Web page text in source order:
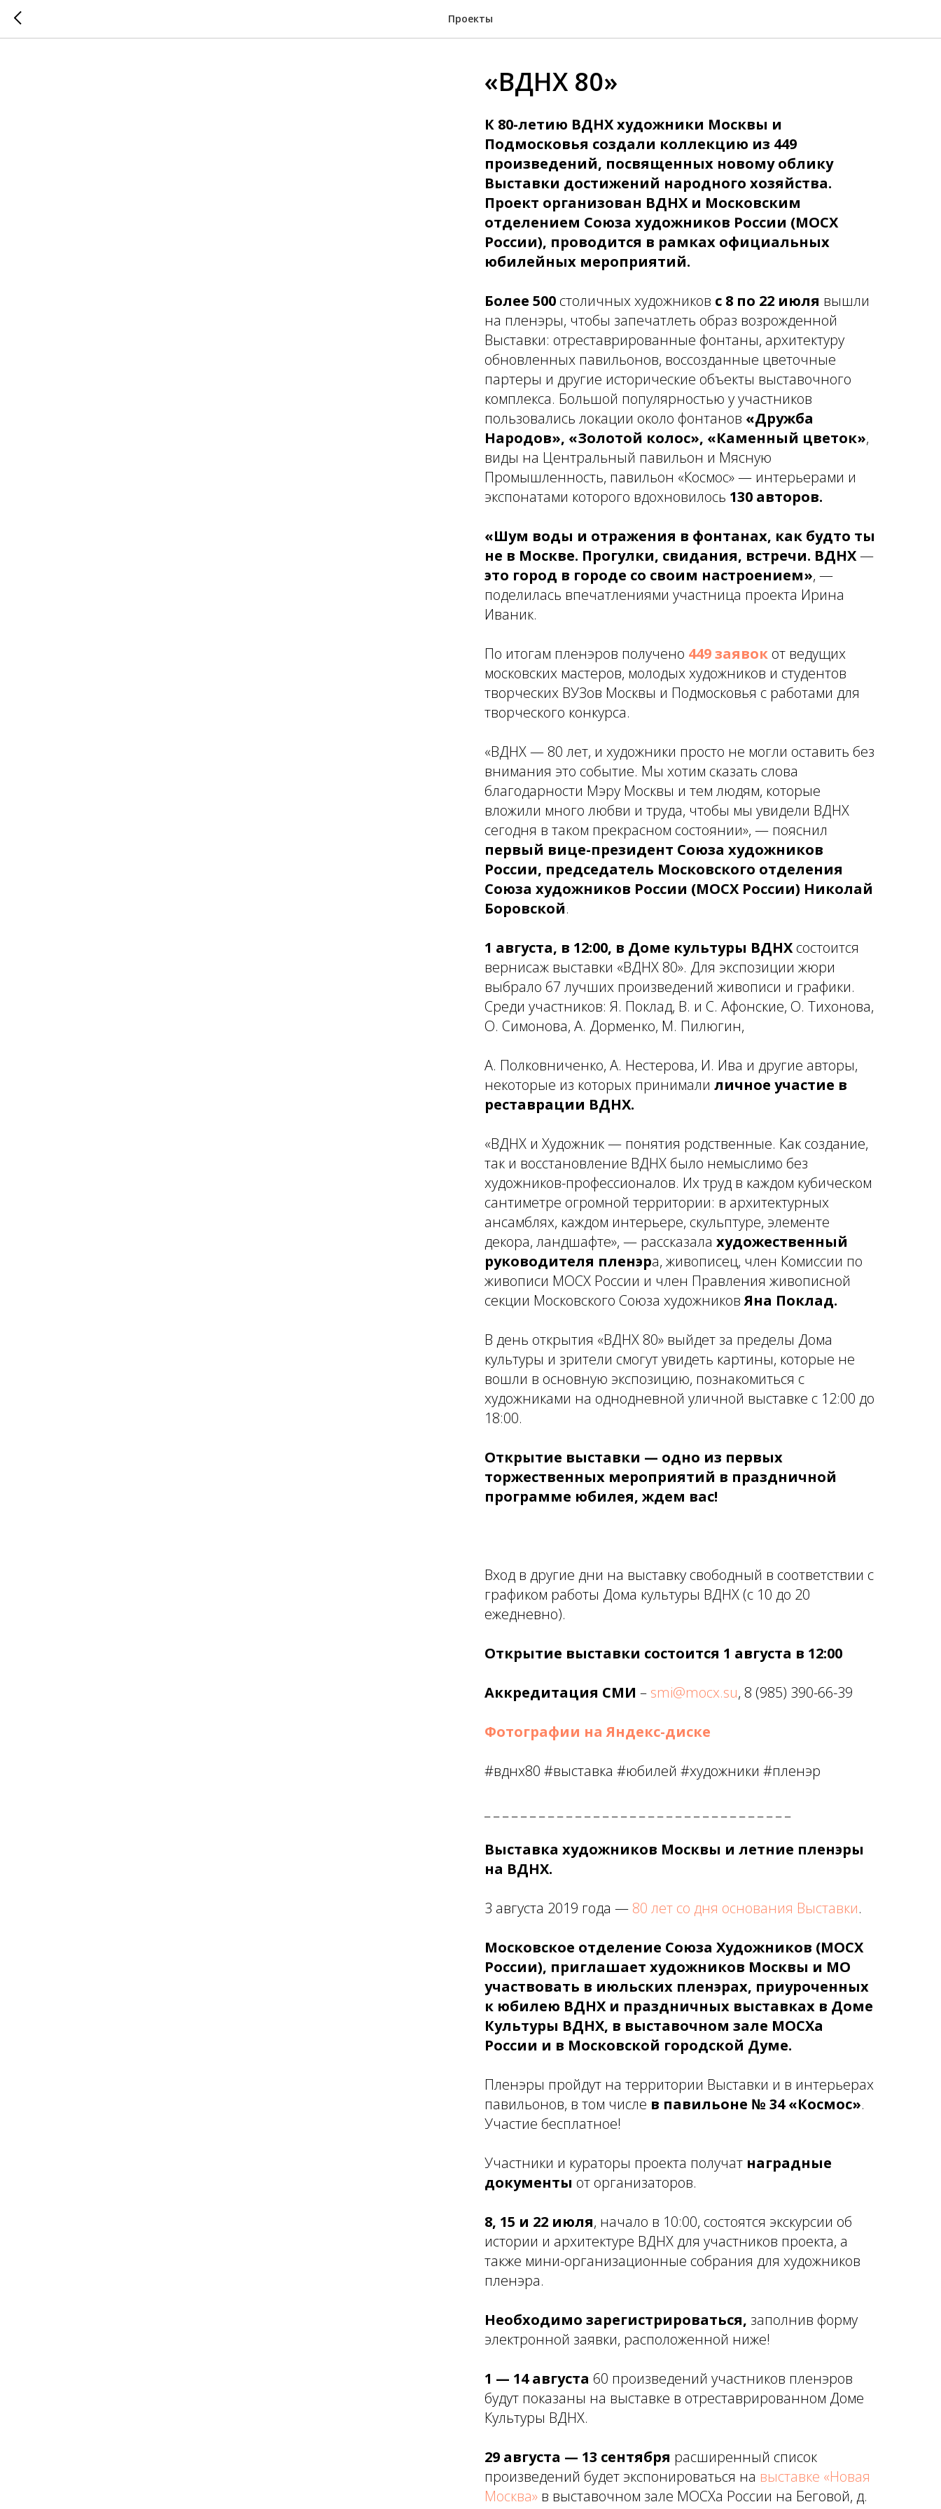
Проекты
«ВДНХ 80»
К 80-летию ВДНХ художники Москвы и
Подмосковья создали коллекцию из 449
произведений, посвященных новому облику
Выставки достижений народного хозяйства.
Проект организован ВДНХ и Московским
отделением Союза художников России (МОСХ
России), проводится в рамках официальных
юбилейных мероприятий.
Более 500 столичных художников с 8 по 22 июля вышли
на пленэры, чтобы запечатлеть образ возрожденной
Выставки: отреставрированные фонтаны, архитектуру
обновленных павильонов, воссозданные цветочные
партеры и другие исторические объекты выставочного
комплекса. Большой популярностью у участников
пользовались локации около фонтанов «Дружба
Народов», «Золотой колос», «Каменный цветок»,
виды на Центральный павильон и Мясную
Промышленность, павильон «Космос» — интерьерами и
экспонатами которого вдохновилось 130 авторов.
«Шум воды и отражения в фонтанах, как будто ты
не в Москве. Прогулки, свидания, встречи. ВДНХ—
это город в городе со своим настроением», —
поделилась впечатлениями участница проекта Ирина
Иваник.
По итогам пленэров получено 449 заявок от ведущих
московских мастеров, молодых художников и студентов
творческих ВУЗов Москвы и Подмосковья с работами для
творческого конкурса.
«ВДНХ — 80 лет, и художники просто не могли оставить без
внимания это событие. Мы хотим сказать слова
благодарности Мэру Москвы и тем людям, которые
вложили много любви и труда, чтобы мы увидели ВДНХ
сегодня в таком прекрасном состоянии», — пояснил
первый вице-президент Союза художников
России, председатель Московского отделения
Союза художников России (МОСХ России) Николай
Боровской.
1 августа, в 12:00, в Доме культуры ВДНХ состоится
вернисаж выставки «ВДНХ 80». Для экспозиции жюри
выбрало 67 лучших произведений живописи и графики.
Среди участников: Я. Поклад, В. и С. Афонские, О. Тихонова,
О. Симонова, А. Дорменко, М. Пилюгин,
А. Полковниченко, А. Нестерова, И. Ива и другие авторы,
некоторые из которых принимали личное участие в
реставрации ВДНХ.
«ВДНХ и Художник — понятия родственные. Как создание,
так и восстановление ВДНХ было немыслимо без
художников-профессионалов. Их труд в каждом кубическом
сантиметре огромной территории: в архитектурных
ансамблях, каждом интерьере, скульптуре, элементе
декора, ландшафте», — рассказала художественный
руководителя пленэра, живописец, член Комиссии по
живописи МОСХ России и член Правления живописной
секции Московского Союза художниковЯна Поклад.
В день открытия «ВДНХ 80» выйдет за пределы Дома
культуры и зрители смогут увидеть картины, которые не
вошли в основную экспозицию, познакомиться с
художниками на однодневной уличной выставке с 12:00 до
18:00.
Открытие выставки — одно из первых
торжественных мероприятий в праздничной
программе юбилея, ждем вас!
Вход в другие дни на выставку свободный в соответствии с
графиком работы Дома культуры ВДНХ (с 10 до 20
ежедневно).
Открытие выставки состоится 1 августа в 12:00
Аккредитация СМИ – smi@mocx.su, 8 (985) 390-66-39
Фотографии на Яндекс-диске
#вднх80 #выставка #юбилей #художники #пленэр
Выставка художников Москвы и летние пленэры
на ВДНХ.
3 августа 2019 года — 80 лет со дня основания Выставки.
Московское отделение Союза Художников (МОСХ
России), приглашает художников Москвы и МО
участвовать в июльских пленэрах, приуроченных
к юбилею ВДНХ и праздничных выставках в Доме
Культуры ВДНХ, в выставочном зале МОСХа
России и в Московской городской Думе.
Пленэры пройдут на территории Выставки и в интерьерах
павильонов, в том числе в павильоне № 34 «Космос».
Участие бесплатное!
Участники и кураторы проекта получат наградные
документы от организаторов.
8, 15 и 22 июля, начало в 10:00, состоятся экскурсии об
истории и архитектуре ВДНХ для участников проекта, а
также мини-организационные собрания для художников
пленэра.
Необходимо зарегистрироваться, заполнив форму
электронной заявки, расположенной ниже!
1 — 14 августа 60 произведений участников пленэров
будут показаны на выставке в отреставрированном Доме
Культуры ВДНХ.
29 августа — 13 сентября расширенный список
произведений будет экспонироваться на выставке «Новая
Москва» в выставочном зале МОСХа России на Беговой, д.